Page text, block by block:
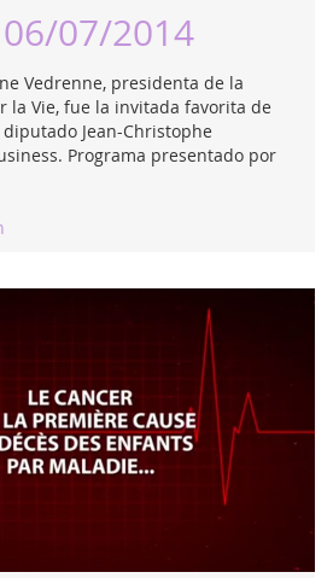
06/07/2014
Vedrenne, presidenta de la
la Vie, fue la invitada favorita de
Jean-Christophe
Programa presentado por